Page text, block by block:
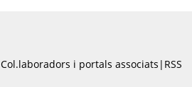
Col.laboradors i portals associats | RSS